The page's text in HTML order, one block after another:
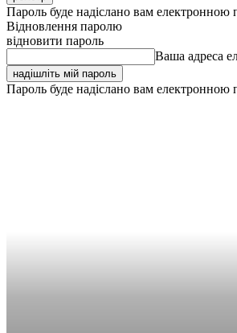
Пароль буде надіслано вам
Відновлення паролю
відновити пароль
Ваша адреса
Пароль буде надіслано вам